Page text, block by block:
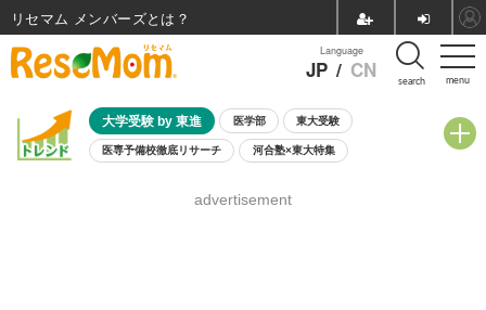
menu
Language
JP / CN search
大学受験 by 東進 医学部 東大受験
医専予備校徹底リサーチ 河合塾×東大特集
8月開催学校説明会・相談会
advertisement
リセマム メンバーズ